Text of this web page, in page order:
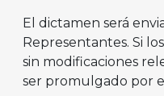
El dictamen será
Representantes. Si
sin modificaciones
ser promulgado por